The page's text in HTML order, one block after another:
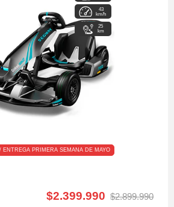
43
km/h
25
km
ENTREGA PRIMERA SEMANA DE MAYO
$2.399.990 $2.899.990